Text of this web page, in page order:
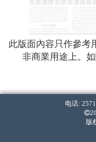
此版面內容只作參考
非商業用途上。
电话:
版